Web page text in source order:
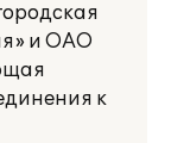
и ОАО
к